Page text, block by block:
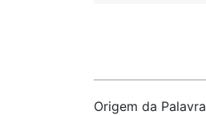
Origem da